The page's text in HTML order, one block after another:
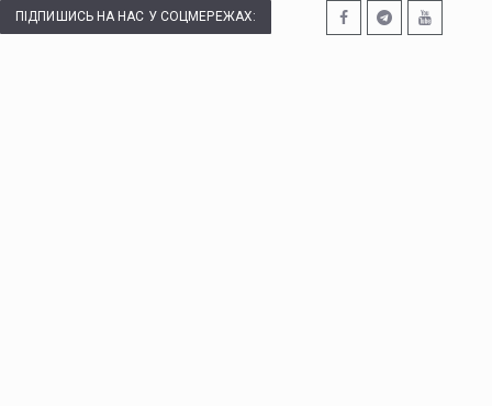
ПІДПИШИСЬ НА НАС У СОЦМЕРЕЖАХ: